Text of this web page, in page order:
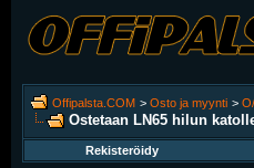
Offipalsta.COM > Osto ja myynti >
Ostetaan LN65 hilun
Rekisteröidy